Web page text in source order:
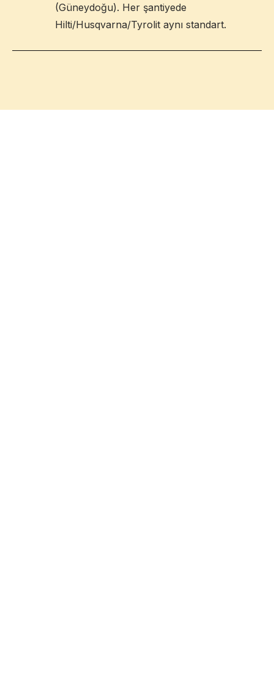
(Güneydoğu). Her şantiyede
Hilti/Husqvarna/Tyrolit aynı standart.